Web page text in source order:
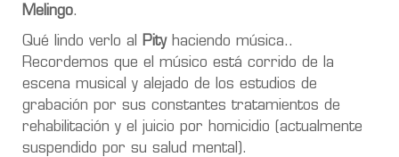
Melingo.
Qué lindo verlo al Pityhaciendo música..
Recordemos que el músico está corrido de la
escena musical y alejado de los estudios de
grabación por sus constantes tratamientos de
rehabilitación y el juicio por homicidio (actualmente
suspendido por su salud mental).